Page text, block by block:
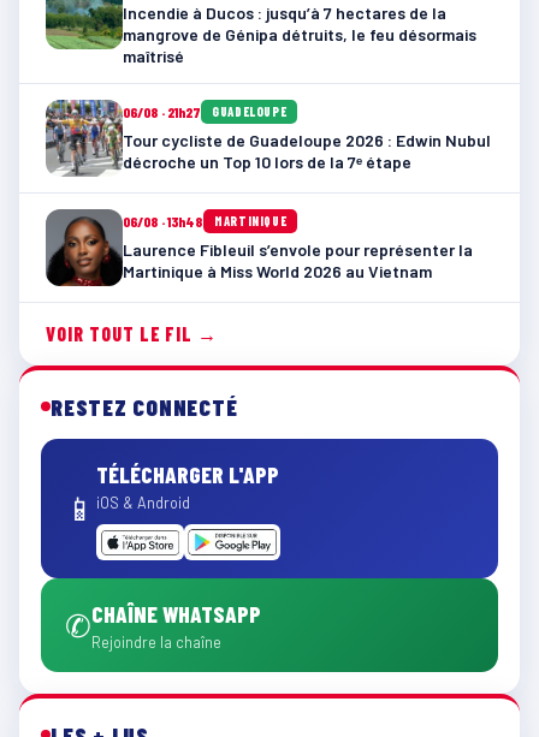
Incendie à Ducos : jusqu’à 7 hectares de la
mangrove de Génipa détruits, le feu désormais
maîtrisé
06/08 · 21h27 GUADELOUPE
Tour cycliste de Guadeloupe 2026 : Edwin Nubul
décroche un Top 10 lors de la 7ᵉ étape
06/08 · 13h48 MARTINIQUE
Laurence Fibleuil s’envole pour représenter la
Martinique à Miss World 2026 au Vietnam
VOIR TOUT LE FIL →
RESTEZ CONNECTÉ
📱
TÉLÉCHARGER L'APP
iOS & Android
✆CHAÎNE WHATSAPP
Rejoindre la chaîne